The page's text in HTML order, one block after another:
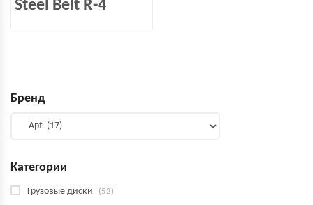
Steel Belt R-4
Бренд
Категории
Грузовые диски (52)